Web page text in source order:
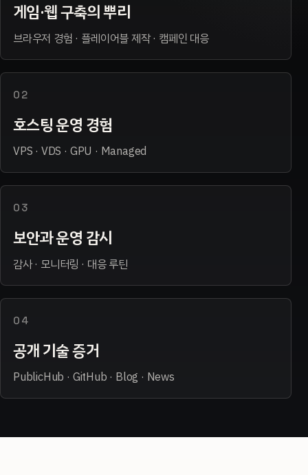
게임·웹 구축의 뿌리
브라우저 경험 · 플레이어블 제작 · 캠페인 대응
02
호스팅 운영 경험
VPS · VDS · GPU · Managed
03
보안과 운영 감시
감사 · 모니터링 · 대응 루틴
04
공개 기술 증거
PublicHub · GitHub · Blog · News